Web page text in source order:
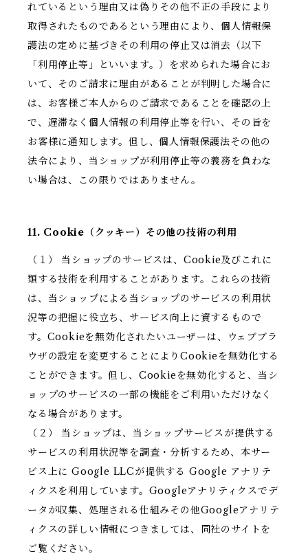
れているという理由又は偽りその他不正の手段により
取得されたものであるという理由により、個人情報保
護法の定めに基づきその利用の停止又は消去（以下
「利用停止等」といいます。）を求められた場合にお
いて、そのご請求に理由があることが判明した場合に
は、お客様ご本人からのご請求であることを確認の上
で、遅滞なく個人情報の利用停止等を行い、その旨を
お客様に通知します。但し、個人情報保護法その他の
法令により、当ショップが利用停止等の義務を負わな
い場合は、この限りではありません。
11. Cookie（クッキー）その他の技術の利用
（１） 当ショップのサービスは、Cookie及びこれに
類する技術を利用することがあります。これらの技術
は、当ショップによる当ショップのサービスの利用状
況等の把握に役立ち、サービス向上に資するもので
す。Cookieを無効化されたいユーザーは、ウェブブラ
ウザの設定を変更することによりCookieを無効化する
ことができます。但し、Cookieを無効化すると、当シ
ョップのサービスの一部の機能をご利用いただけなく
なる場合があります。
（２） 当ショップは、当ショップサービスが提供する
サービスの利用状況等を調査・分析するため、本サー
ビス上に Google LLCが提供する Google アナリテ
ィクスを利用しています。Googleアナリティクスでデ
ータが収集、処理される仕組みその他Googleアナリテ
ィクスの詳しい情報につきましては、同社のサイトを
ご覧ください。